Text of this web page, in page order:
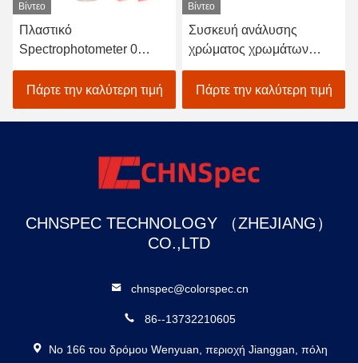
Βίντεο
Πλαστικό
Spectrophotometer 0
ταιριάσματος χρωμάτων
δοκιμής - 200% που μετρά
τη σειρά
Πάρτε την καλύτερη τιμή
Βίντεο
Συσκευή ανάλυσης
χρώματος χρωμάτων
πηγής φωτός οδηγήσεων,
Spectrophotometer
χρώματος στοιχείων
Πάρτε την καλύτερη τιμή
CHNSPEC TECHNOLOGY （ZHEJIANG）
CO.,LTD
chnspec@colorspec.cn
86--13732210605
Νο 166 του δρόμου Wenyuan, περιοχή Jianggan, πόλη